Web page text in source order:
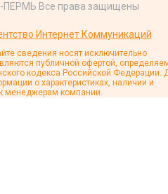
Все права защищены
Интернет Коммуникаций
сведения носят исключительно
публичной офертой,
кодекса Российской Федерации.
о характеристиках, наличии и
менеджерам компании.